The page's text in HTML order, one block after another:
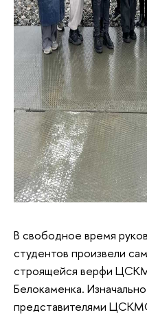
В свободное время
студентов произвели
строящейся верфи
Белокаменка.
представителями